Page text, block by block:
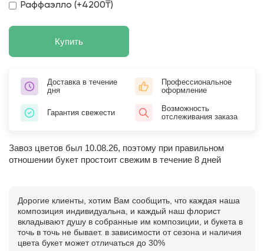
Раффаэлло (+4200₸)
Купить
Доставка в течение
дня
Профессиональное
оформление
Гарантия свежести
Возможность
отслеживания заказа
Завоз цветов был 10.08.26, поэтому при правильном
отношении букет простоит свежим в течение 8 дней
Дорогие клиенты, хотим Вам сообщить, что каждая наша
композиция индивидуальна, и каждый наш флорист
вкладывают душу в собранные им композиции, и букета в
точь в точь не бывает. в зависимости от сезона и наличия
цвета букет может отличаться до 30%